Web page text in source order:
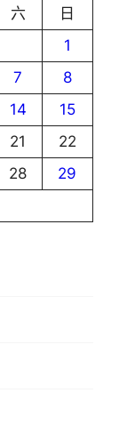
六
日
1
7
8
14
15
21
22
28
29